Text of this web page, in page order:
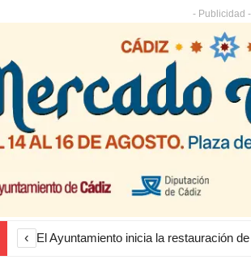
- Publicidad -
‹